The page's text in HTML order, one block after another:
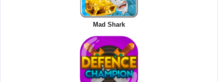
Mad Shark